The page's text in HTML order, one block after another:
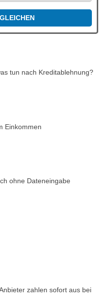
tun nach Kreditablehnung?
Einkommen
ohne Dateneingabe
zahlen sofort aus bei